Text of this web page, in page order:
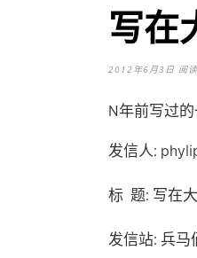
写
2012年6月3日 阅
N年前写过
发信人:
标 题: 写在
发信站: 兵马